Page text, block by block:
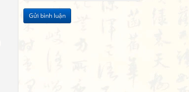
Gửi bình luận